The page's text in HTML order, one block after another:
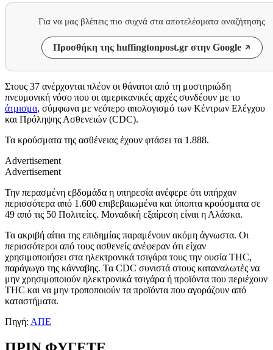
Για να μας βλέπεις πιο συχνά στα αποτελέσματα αναζήτησης
Προσθήκη της huffingtonpost.gr στην Google
Στους 37 ανέρχονται πλέον οι θάνατοι από τη μυστηριώδη
πνευμονική νόσο που οι αμερικανικές αρχές συνδέουν με το
άτμισμα, σύμφωνα με νεότερο απολογισμό των Κέντρων Ελέγχου
και Πρόληψης Ασθενειών (CDC).
Τα κρούσματα της ασθένειας έχουν φτάσει τα 1.888.
Advertisement
Advertisement
Την περασμένη εβδομάδα η υπηρεσία ανέφερε ότι υπήρχαν
περισσότερα από 1.600 επιβεβαιωμένα και ύποπτα κρούσματα σε
49 από τις 50 Πολιτείες. Μοναδική εξαίρεση είναι η Αλάσκα.
Τα ακριβή αίτια της επιδημίας παραμένουν ακόμη άγνωστα. Οι
περισσότεροι από τους ασθενείς ανέφεραν ότι είχαν
χρησιμοποιήσει στα ηλεκτρονικά τσιγάρα τους την ουσία THC,
παράγωγο της κάνναβης. Τα CDC συνιστά στους καταναλωτές να
μην χρησιμοποιούν ηλεκτρονικά τσιγάρα ή προϊόντα που περιέχουν
THC και να μην τροποποιούν τα προϊόντα που αγοράζουν από
καταστήματα.
Πηγή: ΑΠΕ